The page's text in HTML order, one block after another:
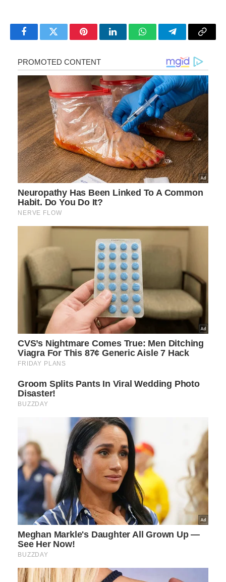
FacebookTwitter PinterestLinkedInWhatsAppTelegramCopy